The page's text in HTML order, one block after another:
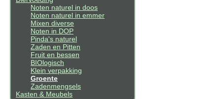
Noten naturel in doos
Noten naturel in emmer
Mixen diverse
Noten in DOP
Pinda's naturel
Zaden en Pitten
Fruit en bessen
BIOlogisch
Klein verpakking
Groente
Zadenmengsels
Kasten & Meubels